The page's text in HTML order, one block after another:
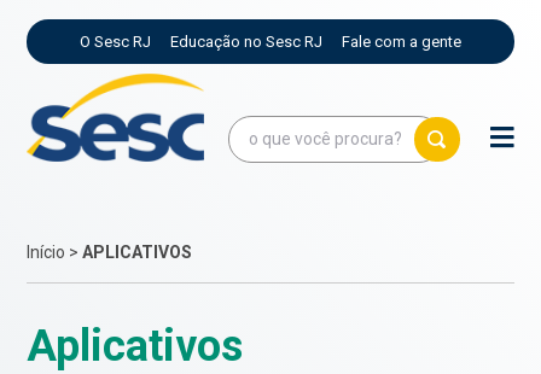
O Sesc RJ Educação no Sesc RJ Fale com a gente
Início >APLICATIVOS
Aplicativos